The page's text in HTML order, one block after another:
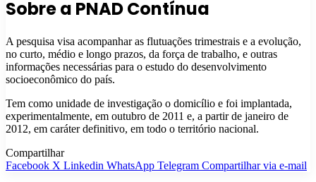
Sobre a PNAD Contínua
A pesquisa visa acompanhar as flutuações trimestrais e a evolução,
no curto, médio e longo prazos, da força de trabalho, e outras
informações necessárias para o estudo do desenvolvimento
socioeconômico do país.
Tem como unidade de investigação o domicílio e foi implantada,
experimentalmente, em outubro de 2011 e, a partir de janeiro de
2012, em caráter definitivo, em todo o território nacional.
Compartilhar
Facebook X Linkedin WhatsApp Telegram Compartilhar via e-mail